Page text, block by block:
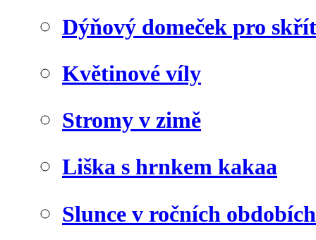
Dýňový domeček pro
Květinové víly
Stromy v zimě
Liška s hrnkem kakaa
Slunce v ročních obdobích